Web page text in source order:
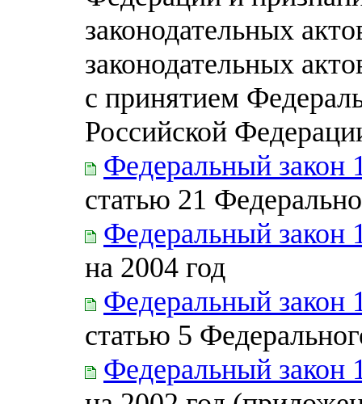
законодательных
законодательных
с принятием
Российской
Федеральный закон
статью 21
Федеральный закон
на 2004 год
Федеральный закон
статью 5
Федеральный закон